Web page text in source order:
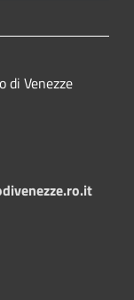
di Venezze